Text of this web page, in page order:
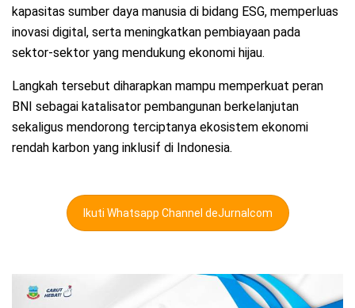
kapasitas sumber daya manusia di bidang ESG, memperluas
inovasi digital, serta meningkatkan pembiayaan pada
sektor-sektor yang mendukung ekonomi hijau.
Langkah tersebut diharapkan mampu memperkuat peran
BNI sebagai katalisator pembangunan berkelanjutan
sekaligus mendorong terciptanya ekosistem ekonomi
rendah karbon yang inklusif di Indonesia.
Ikuti Whatsapp Channel deJurnalcom